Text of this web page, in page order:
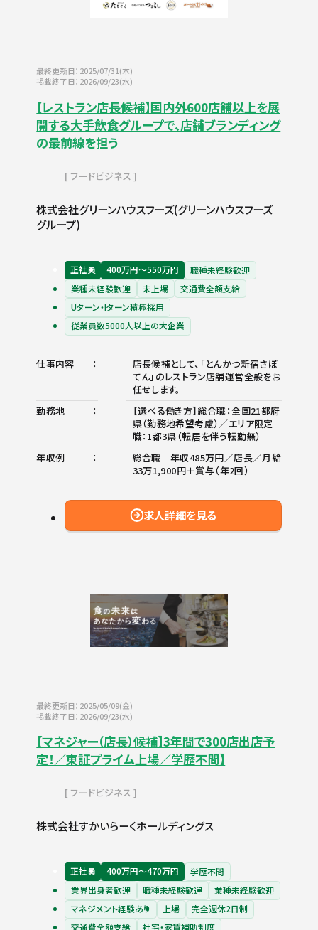
最終更新日：2025/07/31(木)
掲載終了日：2026/09/23(水)
【レストラン店長候補】国内外600店舗以上を展
開する大手飲食グループで、店舗ブランディング
の最前線を担う
フードビジネス
株式会社グリーンハウスフーズ(グリーンハウスフーズ
グループ)
正社員 400万円〜550万円
職種未経験歓迎
業種未経験歓迎
未上場
交通費全額支給
Uターン・Iターン積極採用
従業員数5000人以上の大企業
仕事内容
店長候補として、「とんかつ新宿さぼ
てん」のレストラン店舗運営全般をお
任せします。
勤務地
【選べる働き方】総合職：全国21都府
県（勤務地希望考慮）／エリア限定
職：1都3県（転居を伴う転勤無）
年収例
総合職 年収485万円／店長／月給
33万1,900円＋賞与（年2回）
求人詳細を見る
最終更新日：2025/05/09(金)
掲載終了日：2026/09/23(水)
【マネジャー（店長）候補】3年間で300店出店予
定！／東証プライム上場／学歴不問】
フードビジネス
株式会社すかいらーくホールディングス
正社員 400万円〜470万円
学歴不問
業界出身者歓迎
職種未経験歓迎
業種未経験歓迎
マネジメント経験あり
上場
完全週休2日制
交通費全額支給
社宅・家賃補助制度